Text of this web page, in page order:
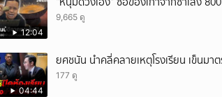
12:04
9,665 ดู
04:44
ยศชนัน นำคลี่คลายเหตุโรงเรียน เข็นมา
177 ดู